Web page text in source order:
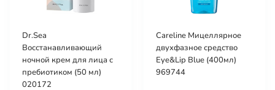
Dr.Sea
Восстанавливающий
ночной крем для лица с
пребиотиком (50 мл)
020172
Careline Мицеллярное
двухфазное средство
Eye&Lip Blue (400мл)
969744